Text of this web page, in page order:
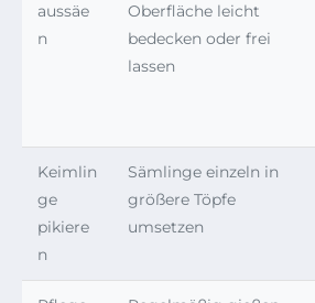
aussäe
n
Oberfläche leicht
bedecken oder frei
lassen
Keimlin
ge
pikiere
n
Sämlinge einzeln in
größere Töpfe
umsetzen